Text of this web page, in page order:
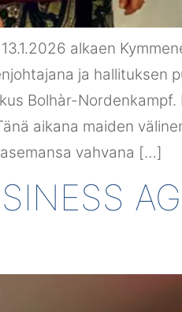
alkaen
ja hallituksen
Bolhàr-
aikana maiden
vahvana […]